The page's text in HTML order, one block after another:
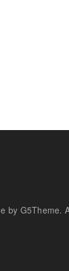
by G5Theme.